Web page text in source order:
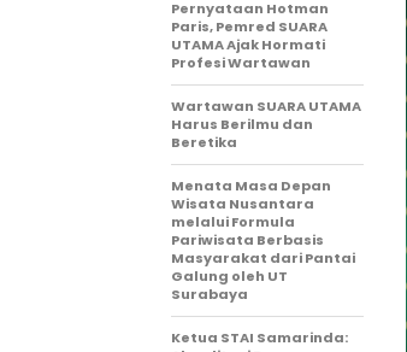
Pernyataan Hotman
Paris, Pemred SUARA
UTAMA Ajak Hormati
Profesi Wartawan
Wartawan SUARA UTAMA
Harus Berilmu dan
Beretika
Menata Masa Depan
Wisata Nusantara
melalui Formula
Pariwisata Berbasis
Masyarakat dari Pantai
Galung oleh UT
Surabaya
Ketua STAI Samarinda: